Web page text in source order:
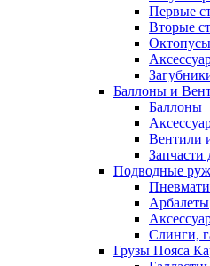
Первые
Вторые
Октопусы
Баллоны и
Баллоны
Вентили
Запчасти
Подводные
Арбалеты
Слинги,
Грузы Пояса